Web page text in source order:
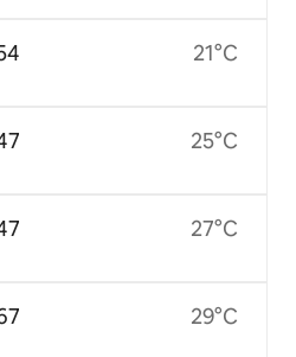
21°C
25°C
27°C
29°C